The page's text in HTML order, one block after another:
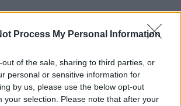
Process My Personal Information
out of the sale, sharing to third parties, or
personal or sensitive information for
by us, please use the below opt-out
your selection. Please note that after your
registruotų vartotojų
ir bendraukite komentaruose!